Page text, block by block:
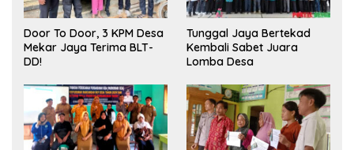
Door To Door, 3 KPM Desa
Mekar Jaya Terima BLT-
DD!
Tunggal Jaya Bertekad
Kembali Sabet Juara
Lomba Desa